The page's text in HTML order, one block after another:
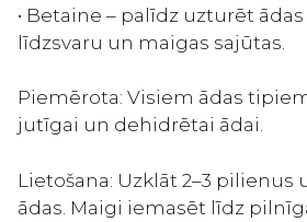
• Betaine – palīdz uzturēt
līdzsvaru un maigas sajūtas.
Piemērota: Visiem ādas
jutīgai un dehidrētai ādai.
Lietošana: Uzklāt 2–3 pilienus
ādas. Maigi iemasēt līdz